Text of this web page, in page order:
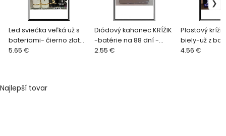
Led sviečka veľká už s
bateriami- čierno zlato
červená
5.65 €
Diódový kahanec KRÍŽIK
-batérie na 88 dní -
biely
2.55 €
Plastový
biely-už z
4.56 €
Najlepší tovar